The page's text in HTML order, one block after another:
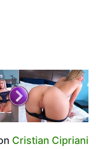
Cristian Cipriani